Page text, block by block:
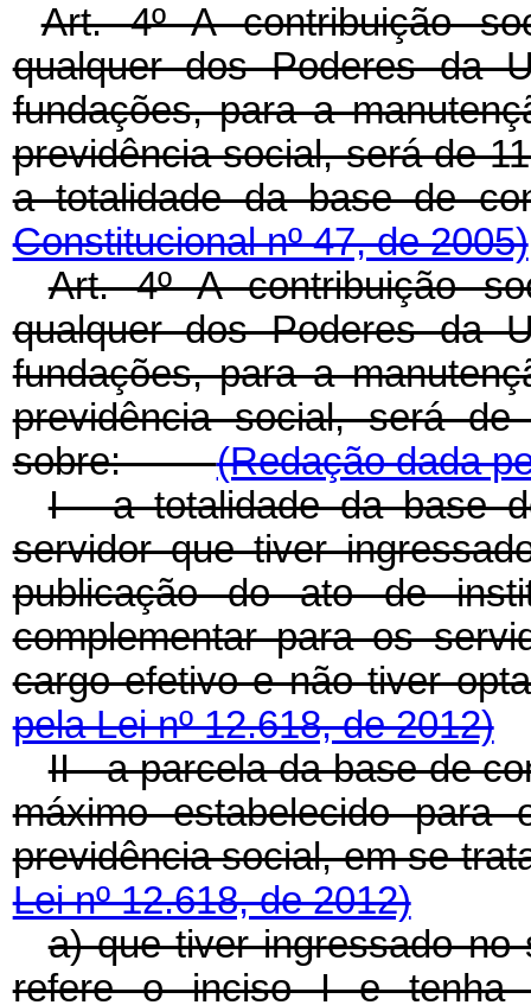
Art. 4º A contribuição
qualquer dos Poderes da
fundações, para a
previdência social, será de
a totalidade da base
Constitucional nº 47, de 2005)
Art. 4º A contribuição
qualquer dos Poderes da
fundações, para a
previdência social, será
sobre:(Redação dada
I - a totalidade da base
servidor que tiver
publicação do ato de
complementar para os
cargo efetivo e não tiver
pela Lei nº 12.618, de 2012)
II - a parcela da base de
máximo estabelecido
previdência social, em se
Lei nº 12.618, de 2012)
a) que tiver ingressado
refere o inciso I e tenha